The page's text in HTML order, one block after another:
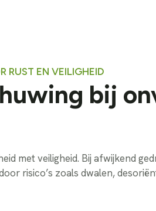
RUST EN VEILIGHEID
bij
met veiligheid. Bij afwijkend
risico’s zoals dwalen,